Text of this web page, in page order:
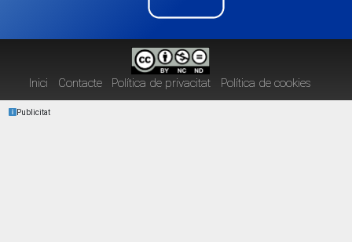
Inici Contacte Política de privacitat Política de cookies
Publicitat